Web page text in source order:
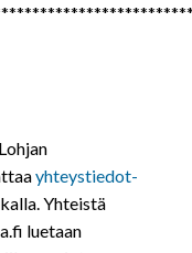
yhteystiedot-
Yhteistä
luetaan